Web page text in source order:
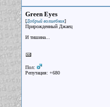
Green Eyes
[Добрый волшебник]
Прирожденный Джаец
И тишина...
Пол:
Репутация: +680